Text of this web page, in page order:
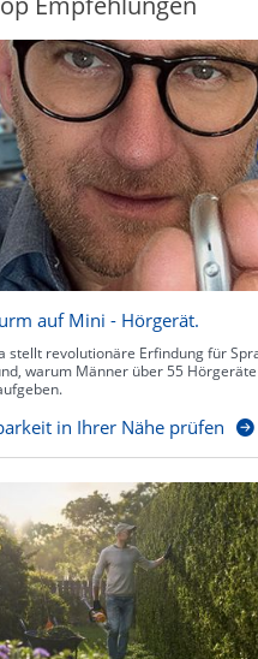
auf Mini - Hörgerät.
stellt revolutionäre Erfindung für
warum Männer über 55
in Ihrer Nähe prüfen